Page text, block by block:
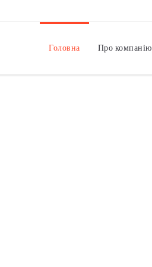
Головна Про компанію